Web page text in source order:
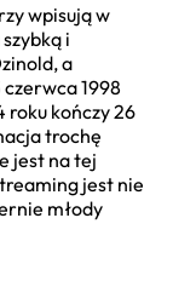
wpisują w
i
a
1998
kończy 26
trochę
jest na tej
jest nie
młody